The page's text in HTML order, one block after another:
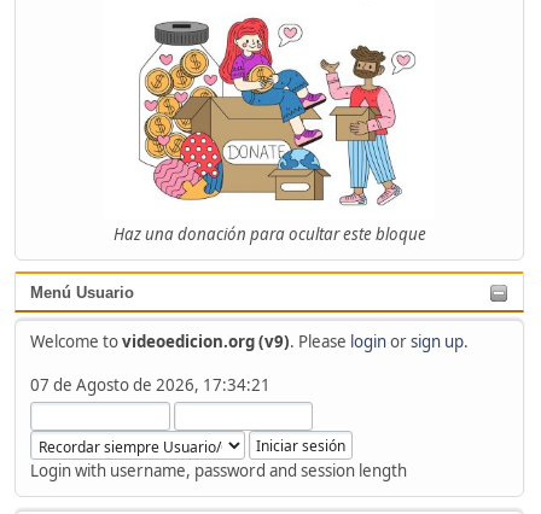
Haz una donación para ocultar este bloque
Menú Usuario
Welcome tovideoedicion.org (v9). Please loginorsign up.
07 de Agosto de 2026, 17:34:21
Login with username, password and session length